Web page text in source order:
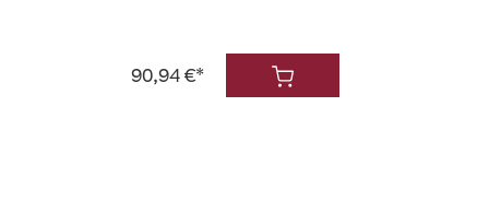
90,94 €*